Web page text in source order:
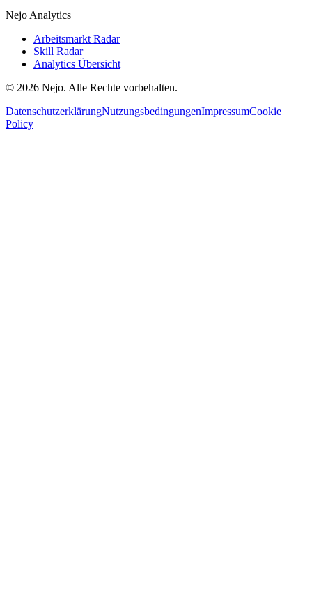
Nejo Analytics
Arbeitsmarkt Radar
Skill Radar
Analytics Übersicht
© 2026 Nejo. Alle Rechte vorbehalten.
DatenschutzerklärungNutzungsbedingungenImpressumCookie
Policy